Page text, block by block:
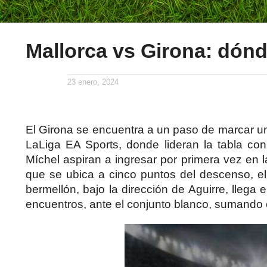
Mallorca vs Girona:
23 enero, 2024
El Girona se encuentra a un paso de marcar
LaLiga EA Sports, donde lideran la tabla
Míchel aspiran a ingresar por primera vez en
que se ubica a cinco puntos del descenso,
bermellón, bajo la dirección de Aguirre,
encuentros, ante el conjunto blanco,